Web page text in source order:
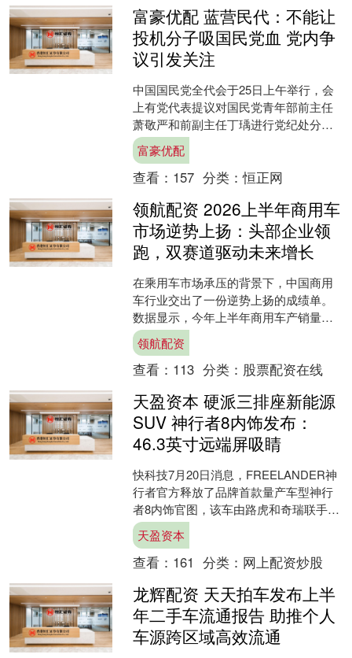
富豪优配 蓝营民代：不能让
投机分子吸国民党血 党内争
议引发关注
中国国民党全代会于25日上午举行，会
上有党代表提议对国民党青年部前主任
萧敬严和前副主任丁瑀进行党纪处分。
会议主持人、国民党副主席李乾龙表
示，提案将交由中央委员会....
富豪优配
查看： 157 分类：恒正网
领航配资 2026上半年商用车
市场逆势上扬：头部企业领
跑，双赛道驱动未来增长
在乘用车市场承压的背景下，中国商用
车行业交出了一份逆势上扬的成绩单。
数据显示，今年上半年商用车产销量分
别达到227.2万辆和229.7万辆，同比增幅
均超过8%，....
领航配资
查看： 113 分类： 股票配资在线
天盈资本 硬派三排座新能源
SUV 神行者8内饰发布：
46.3英寸远端屏吸睛
快科技7月20日消息，FREELANDER神
行者官方释放了品牌首款量产车型神行
者8内饰官图，该车由路虎和奇瑞联手打
造，将搭载华为乾崑ADS辅助驾驶以及
宁德时代电....
天盈资本
查看： 161 分类： 网上配资炒股
龙辉配资 天天拍车发布上半
年二手车流通报告 助推个人
车源跨区域高效流通